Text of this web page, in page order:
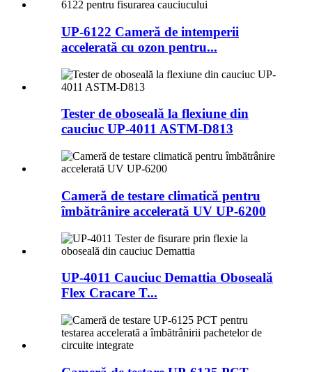
UP-6122 Cameră de intemperii
accelerată cu ozon pentru...
Tester de oboseală la flexiune din
cauciuc UP-4011 ASTM-D813
Cameră de testare climatică pentru
îmbătrânire accelerată UV UP-6200
UP-4011 Cauciuc Demattia Oboseală
Flex Cracare T...